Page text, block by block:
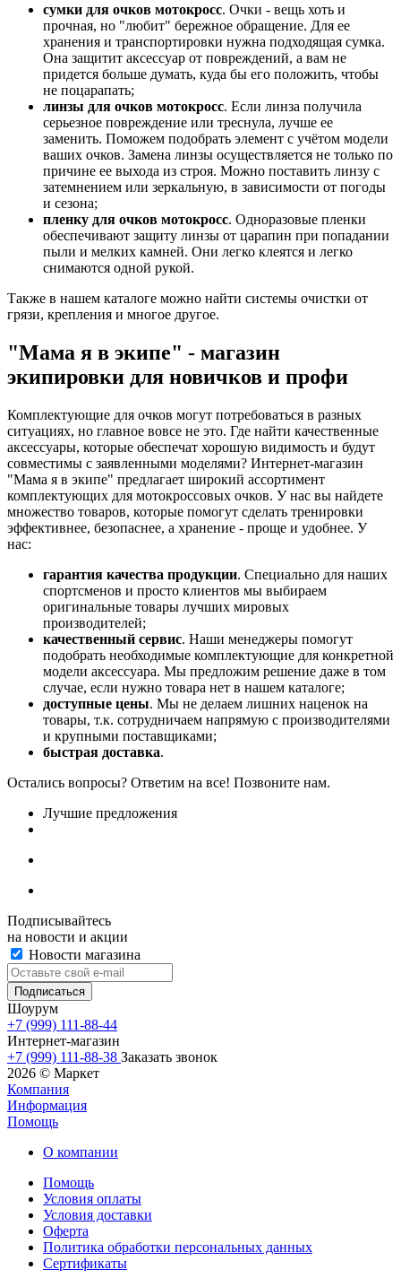
сумки для очков мотокросс. Очки - вещь хоть и
прочная, но "любит" бережное обращение. Для ее
хранения и транспортировки нужна подходящая сумка.
Она защитит аксессуар от повреждений, а вам не
придется больше думать, куда бы его положить, чтобы
не поцарапать;
линзы для очков мотокросс. Если линза получила
серьезное повреждение или треснула, лучше ее
заменить. Поможем подобрать элемент с учётом модели
ваших очков. Замена линзы осуществляется не только по
причине ее выхода из строя. Можно поставить линзу с
затемнением или зеркальную, в зависимости от погоды
и сезона;
пленку для очков мотокросс. Одноразовые пленки
обеспечивают защиту линзы от царапин при попадании
пыли и мелких камней. Они легко клеятся и легко
снимаются одной рукой.
Также в нашем каталоге можно найти системы очистки от
грязи, крепления и многое другое.
"Мама я в экипе" - магазин
экипировки для новичков и профи
Комплектующие для очков могут потребоваться в разных
ситуациях, но главное вовсе не это. Где найти качественные
аксессуары, которые обеспечат хорошую видимость и будут
совместимы с заявленными моделями? Интернет-магазин
"Мама я в экипе" предлагает широкий ассортимент
комплектующих для мотокроссовых очков. У нас вы найдете
множество товаров, которые помогут сделать тренировки
эффективнее, безопаснее, а хранение - проще и удобнее. У
нас:
гарантия качества продукции. Специально для наших
спортсменов и просто клиентов мы выбираем
оригинальные товары лучших мировых
производителей;
качественный сервис. Наши менеджеры помогут
подобрать необходимые комплектующие для конкретной
модели аксессуара. Мы предложим решение даже в том
случае, если нужно товара нет в нашем каталоге;
доступные цены. Мы не делаем лишних наценок на
товары, т.к. сотрудничаем напрямую с производителями
и крупными поставщиками;
быстрая доставка.
Остались вопросы? Ответим на все! Позвоните нам.
Лучшие предложения
Подписывайтесь
на новости и акции
Новости магазина
Шоурум
+7 (999) 111-88-44
Интернет-магазин
+7 (999) 111-88-38 Заказать звонок
2026 © Маркет
Компания
Информация
Помощь
О компании
Помощь
Условия оплаты
Условия доставки
Оферта
Политика обработки персональных данных
Сертификаты